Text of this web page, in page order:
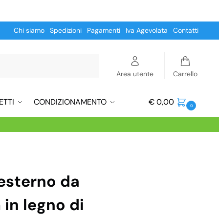
Chi siamo Spedizioni Pagamenti Iva Agevolata Contatti
Area utente Carrello
CONDIZIONAMENTO €0,00 0
da
legno di